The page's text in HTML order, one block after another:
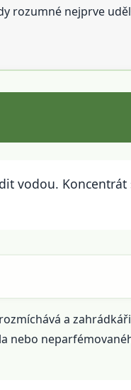
rozumné nejprve
vodou. Koncentrát
a
nebo